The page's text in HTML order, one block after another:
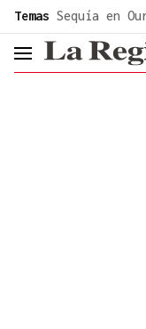
common.go-to-content
Temas Sequía en
header.menu.open